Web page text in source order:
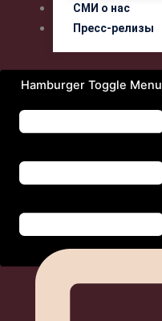
СМИ о нас
Пресс-релизы
Hamburger Toggle Menu